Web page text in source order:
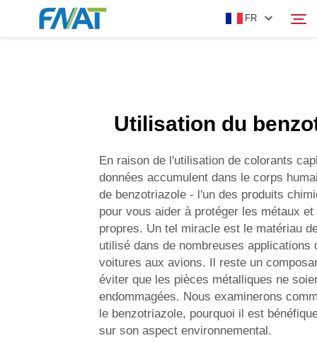
FR
À PROPOS DE NOUS
NOUS CONTACTER
Utilisation du
En raison de l'utilisation de colorants
données accumulent dans le corps
de benzotriazole - l'un des produits
pour vous aider à protéger les métaux
propres. Un tel miracle est le matériau
utilisé dans de nombreuses applications
voitures aux avions. Il reste un
éviter que les pièces métalliques ne
endommagées. Nous examinerons
le benzotriazole, pourquoi il est
sur son aspect environnemental.